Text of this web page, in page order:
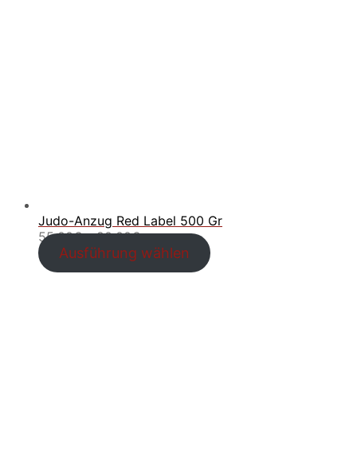
Judo-Anzug Red Label 500 Gr
55.00€ –90.00€Preisspanne:
55.00€
Ausführung wählen